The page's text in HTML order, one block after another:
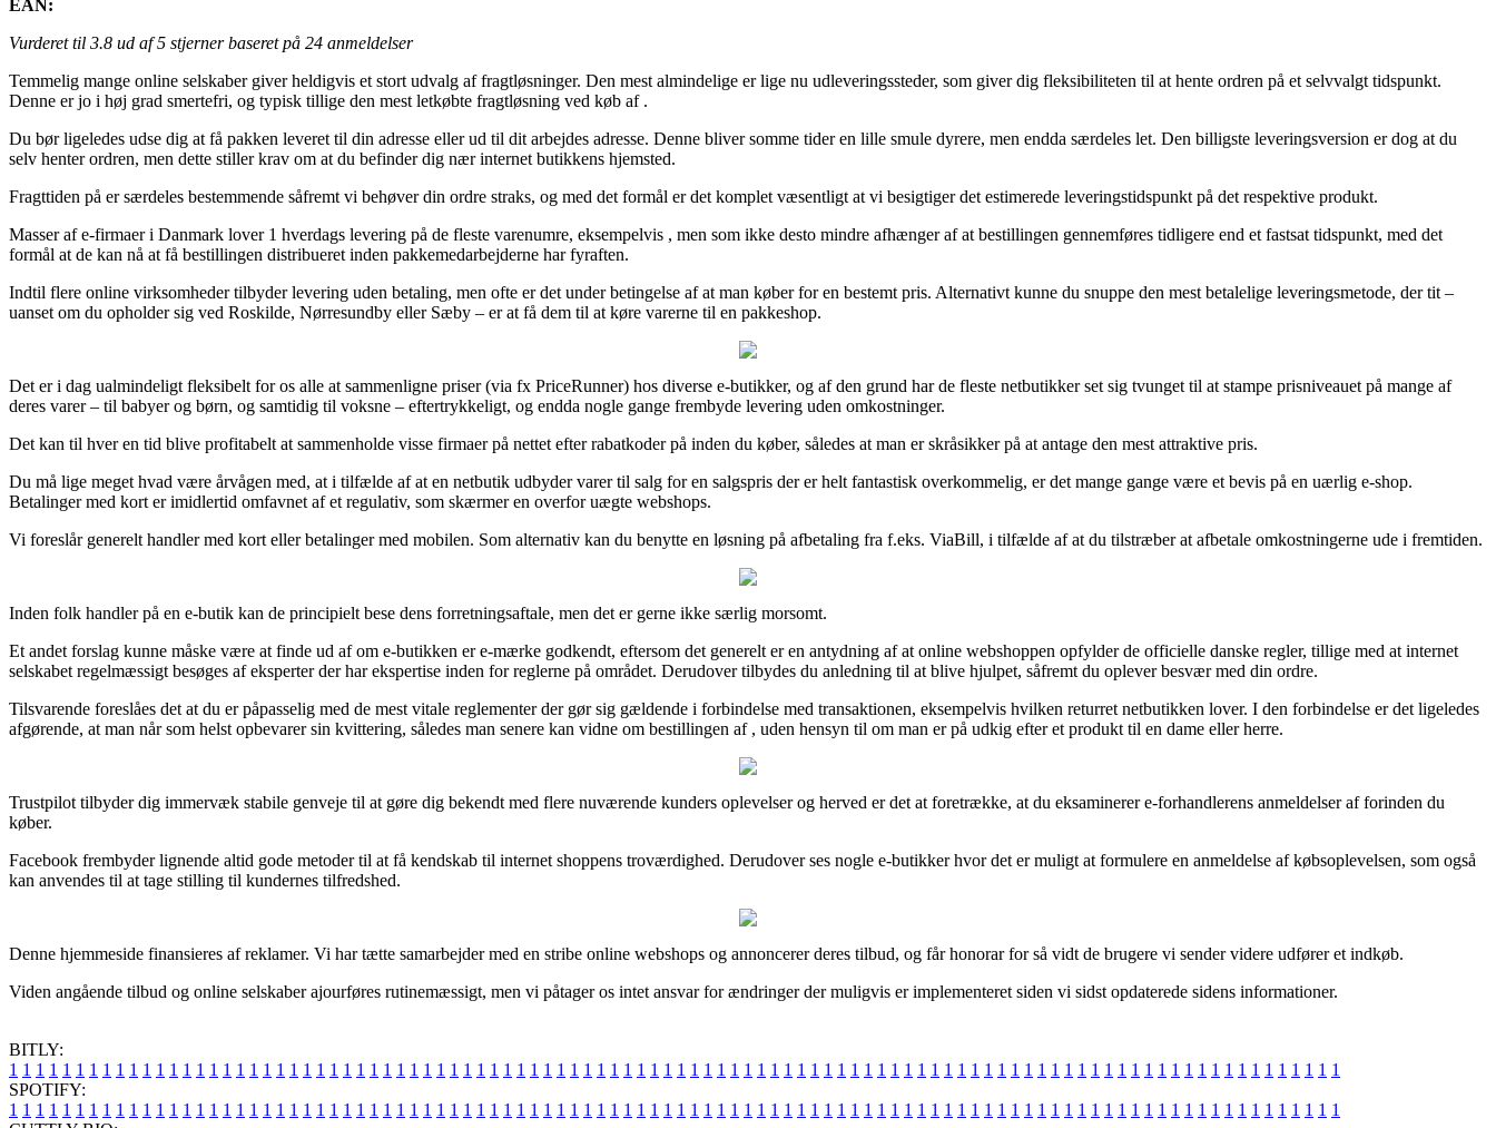
EAN:
Vurderet til 3.8 ud af 5 stjerner baseret på 24 anmeldelser
Temmelig mange online selskaber giver heldigvis et stort udvalg af fragtløsninger. Den mest almindelige er lige nu udleveringssteder, som giver dig fleksibiliteten til at hente ordren på et selvvalgt tidspunkt.
Denne er jo i høj grad smertefri, og typisk tillige den mest letkøbte fragtløsning ved køb af .
Du bør ligeledes udse dig at få pakken leveret til din adresse eller ud til dit arbejdes adresse. Denne bliver somme tider en lille smule dyrere, men endda særdeles let. Den billigste leveringsversion er dog at du
selv henter ordren, men dette stiller krav om at du befinder dig nær internet butikkens hjemsted.
Fragttiden på er særdeles bestemmende såfremt vi behøver din ordre straks, og med det formål er det komplet væsentligt at vi besigtiger det estimerede leveringstidspunkt på det respektive produkt.
Masser af e-firmaer i Danmark lover 1 hverdags levering på de fleste varenumre, eksempelvis , men som ikke desto mindre afhænger af at bestillingen gennemføres tidligere end et fastsat tidspunkt, med det
formål at de kan nå at få bestillingen distribueret inden pakkemedarbejderne har fyraften.
Indtil flere online virksomheder tilbyder levering uden betaling, men ofte er det under betingelse af at man køber for en bestemt pris. Alternativt kunne du snuppe den mest betalelige leveringsmetode, der tit –
uanset om du opholder sig ved Roskilde, Nørresundby eller Sæby – er at få dem til at køre varerne til en pakkeshop.
Det er i dag ualmindeligt fleksibelt for os alle at sammenligne priser (via fx PriceRunner) hos diverse e-butikker, og af den grund har de fleste netbutikker set sig tvunget til at stampe prisniveauet på mange af
deres varer – til babyer og børn, og samtidig til voksne – eftertrykkeligt, og endda nogle gange frembyde levering uden omkostninger.
Det kan til hver en tid blive profitabelt at sammenholde visse firmaer på nettet efter rabatkoder på inden du køber, således at man er skråsikker på at antage den mest attraktive pris.
Du må lige meget hvad være årvågen med, at i tilfælde af at en netbutik udbyder varer til salg for en salgspris der er helt fantastisk overkommelig, er det mange gange være et bevis på en uærlig e-shop.
Betalinger med kort er imidlertid omfavnet af et regulativ, som skærmer en overfor uægte webshops.
Vi foreslår generelt handler med kort eller betalinger med mobilen. Som alternativ kan du benytte en løsning på afbetaling fra f.eks. ViaBill, i tilfælde af at du tilstræber at afbetale omkostningerne ude i fremtiden.
Inden folk handler på en e-butik kan de principielt bese dens forretningsaftale, men det er gerne ikke særlig morsomt.
Et andet forslag kunne måske være at finde ud af om e-butikken er e-mærke godkendt, eftersom det generelt er en antydning af at online webshoppen opfylder de officielle danske regler, tillige med at internet
selskabet regelmæssigt besøges af eksperter der har ekspertise inden for reglerne på området. Derudover tilbydes du anledning til at blive hjulpet, såfremt du oplever besvær med din ordre.
Tilsvarende foreslåes det at du er påpasselig med de mest vitale reglementer der gør sig gældende i forbindelse med transaktionen, eksempelvis hvilken returret netbutikken lover. I den forbindelse er det ligeledes
afgørende, at man når som helst opbevarer sin kvittering, således man senere kan vidne om bestillingen af , uden hensyn til om man er på udkig efter et produkt til en dame eller herre.
Trustpilot tilbyder dig immervæk stabile genveje til at gøre dig bekendt med flere nuværende kunders oplevelser og herved er det at foretrække, at du eksaminerer e-forhandlerens anmeldelser af forinden du
køber.
Facebook frembyder lignende altid gode metoder til at få kendskab til internet shoppens troværdighed. Derudover ses nogle e-butikker hvor det er muligt at formulere en anmeldelse af købsoplevelsen, som også
kan anvendes til at tage stilling til kundernes tilfredshed.
Denne hjemmeside finansieres af reklamer. Vi har tætte samarbejder med en stribe online webshops og annoncerer deres tilbud, og får honorar for så vidt de brugere vi sender videre udfører et indkøb.
Viden angående tilbud og online selskaber ajourføres rutinemæssigt, men vi påtager os intet ansvar for ændringer der muligvis er implementeret siden vi sidst opdaterede sidens informationer.
BITLY:
1 1 1 1 1 1 1 1 1 1 1 1 1 1 1 1 1 1 1 1 1 1 1 1 1 1 1 1 1 1 1 1 1 1 1 1 1 1 1 1 1 1 1 1 1 1 1 1 1 1 1 1 1 1 1 1 1 1 1 1 1 1 1 1 1 1 1 1 1 1 1 1 1 1 1 1 1 1 1 1 1 1 1 1 1 1 1 1 1 1 1 1 1 1 1 1 1 1 1 1
SPOTIFY:
1 1 1 1 1 1 1 1 1 1 1 1 1 1 1 1 1 1 1 1 1 1 1 1 1 1 1 1 1 1 1 1 1 1 1 1 1 1 1 1 1 1 1 1 1 1 1 1 1 1 1 1 1 1 1 1 1 1 1 1 1 1 1 1 1 1 1 1 1 1 1 1 1 1 1 1 1 1 1 1 1 1 1 1 1 1 1 1 1 1 1 1 1 1 1 1 1 1 1 1